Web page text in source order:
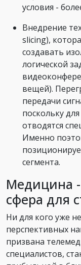
условия -
Внедрение
slicing),
создавать
логической
вещей).
передачи
поскольку
отводятся
Именно
сегмента.
Медицина
сфера для
Ни для кого уже
перспективных
призвана
специалистов,